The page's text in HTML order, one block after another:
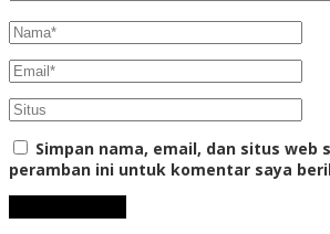
Simpan nama, email, dan situs web
peramban ini untuk komentar saya